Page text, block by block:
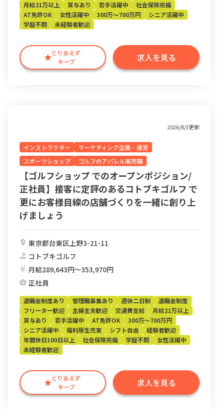
とりあえず
キープ
求人を見る
月給21万以上
賞与あり 若手活躍中
社会保険完備
AT免許OK
女性活躍中 300万～700万円
シニア活躍中
学歴不問
未経験者歓迎
2026/8/3更新
インストラクター
マーケティング企画・運営
スポーツショップ
ゴルフのアパレル販売職
【ゴルフショップ でのオープンポジション/
正社員】接客に定評のあるコトブキゴルフ で
更にお客様目線の店舗づくりを一緒に創り上
げましょう
東京都台東区上野3-21-11
コトブキゴルフ
月給289,643円〜353,970円
正社員
とりあえず
キープ
求人を見る
退職金制度あり 管理職募集あり 週休二日制
退職金制度
フリーター歓迎
主婦主夫歓迎 交通費支給
月給21万以上
賞与あり
若手活躍中 AT免許OK
300万～700万円
シニア活躍中
福利厚生充実 シフト自由
経験者歓迎
年間休日100日以上
社会保険完備 学歴不問
女性活躍中
未経験者歓迎